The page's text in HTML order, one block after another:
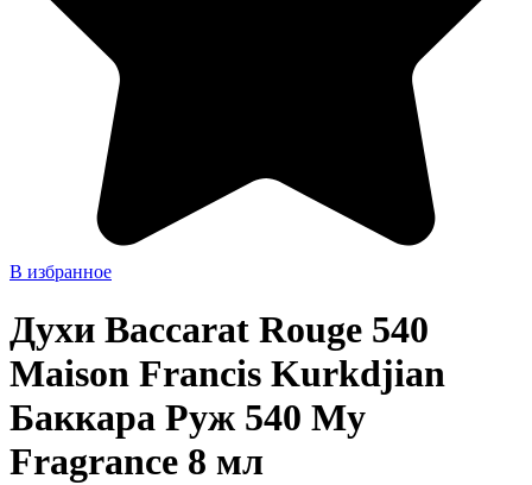
В избранное
Духи Baccarat Rouge 540
Maison Francis Kurkdjian
Баккара Руж 540 My
Fragrance 8 мл